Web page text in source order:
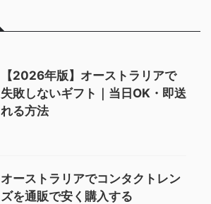
【2026年版】オーストラリアで
失敗しないギフト｜当日OK・即送
れる方法
オーストラリアでコンタクトレン
ズを通販で安く購入する